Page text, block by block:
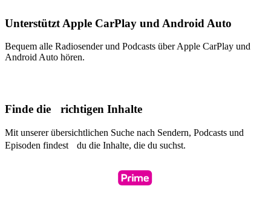
Unterstützt Apple CarPlay und Android Auto
Bequem alle Radiosender und Podcasts über Apple CarPlay und
Android Auto hören.
Finde die richtigen Inhalte
Mit unserer übersichtlichen Suche nach Sendern, Podcasts und
Episoden findest du die Inhalte, die du suchst.